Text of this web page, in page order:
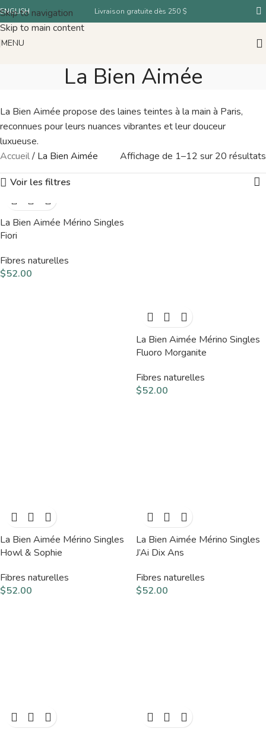
Skip to navigation
Skip to main content
ENGLISH Livraison gratuite dès 250 $
MENU
La Bien Aimée
La Bien Aimée propose des laines teintes à la main à Paris,
reconnues pour leurs nuances vibrantes et leur douceur
luxueuse.
Accueil/ La Bien Aimée
Affichage de 1–12 sur 20 résultats
Voir les filtres
La Bien Aimée Mérino Singles
Fiori
Fibres naturelles
$52.00
La Bien Aimée Mérino Singles
Fluoro Morganite
Fibres naturelles
$52.00
La Bien Aimée Mérino Singles
Howl & Sophie
Fibres naturelles
$52.00
La Bien Aimée Mérino Singles
J’Ai Dix Ans
Fibres naturelles
$52.00